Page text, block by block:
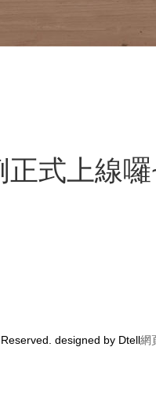
正式上線
designed by Dtell網